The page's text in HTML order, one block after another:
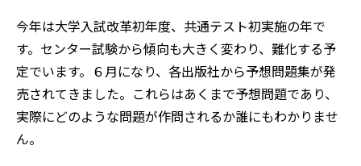
今年は大学入試改革初年度、共通テスト初実施の年で
す。センター試験から傾向も大きく変わり、難化する予
定でいます。６月になり、各出版社から予想問題集が発
売されてきました。これらはあくまで予想問題であり、
実際にどのような問題が作問されるか誰にもわかりませ
ん。